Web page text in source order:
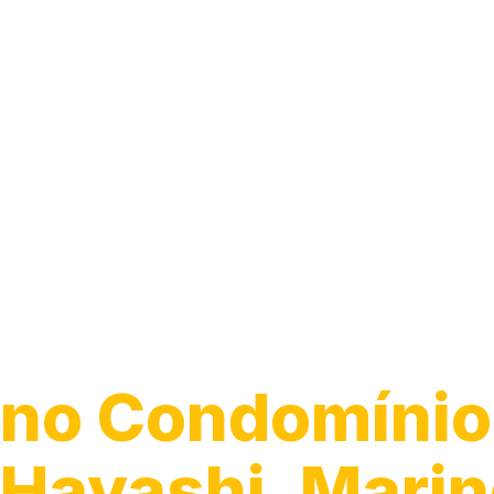
no Condomínio